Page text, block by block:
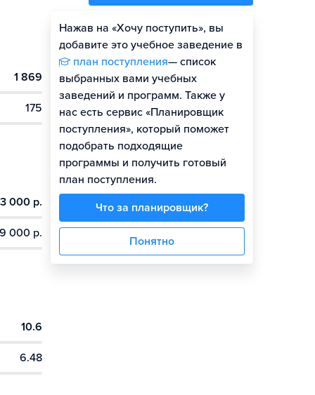
1 869
175
000 р.
000 р.
10.6
6.48
Нажав на «Хочу поступить», вы
добавите это учебное заведение в
план поступления— список
выбранных вами учебных
заведений и программ. Также у
нас есть сервис «Планировщик
поступления», который поможет
подобрать подходящие
программы и получить готовый
план поступления.
Что за планировщик?
Понятно
Оценить шансы